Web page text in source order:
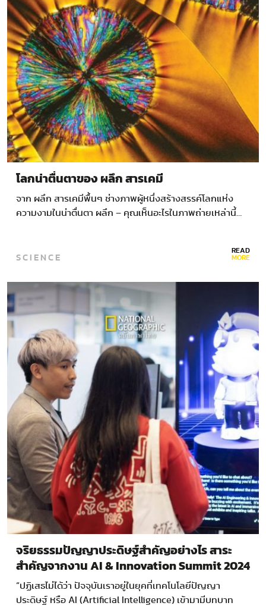
โลกน่าตื่นตาของ ผลึก สารเคมี
จาก ผลึก สารเคมีพื้นๆ ช่างภาพผู้หนึ่งสร้างสรรค์โลกแห่ง
ความงามในน่าตื่นตา ผลึก – คุณเห็นอะไรในภาพถ่ายเหล่านี้…
SCIENCE READ
MORE
จริยธรรมปัญญาประดิษฐ์สำคัญอย่างไร สาระ
สำคัญจากงาน AI & Innovation Summit 2024
“ปฏิเสธไม่ได้ว่า ปัจจุบันเราอยู่ในยุคที่เทคโนโลยีปัญญา
ประดิษฐ์ หรือ AI (Artificial Intelligence) เข้ามามีบทบาท